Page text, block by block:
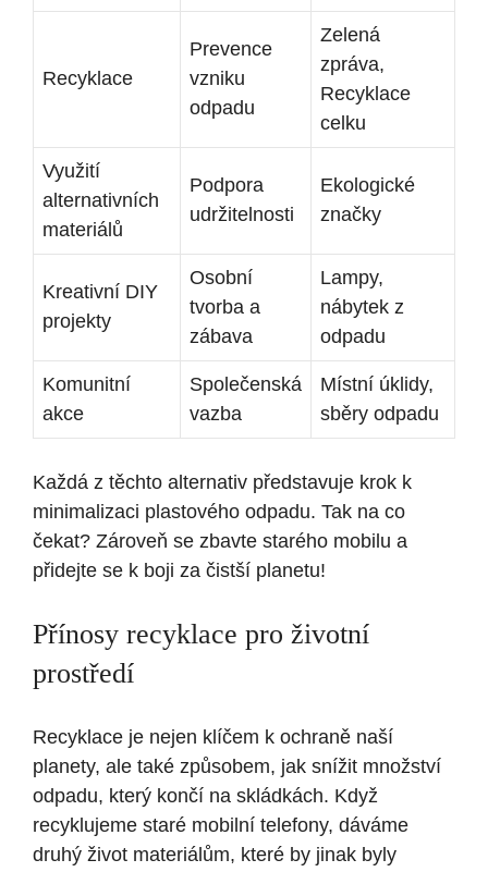
Recyklace
Prevence
vzniku
odpadu
Zelená
zpráva,
Recyklace
celku
Využití
alternativních
materiálů
Podpora
udržitelnosti
Ekologické
značky
Kreativní DIY
projekty
Osobní
tvorba a
zábava
Lampy,
nábytek z
odpadu
Komunitní
akce
Společenská
vazba
Místní úklidy,
sběry odpadu
Každá z těchto alternativ představuje krok k
minimalizaci plastového odpadu. Tak na co
čekat? Zároveň se zbavte starého mobilu a
přidejte se k boji za čistší planetu!
Přínosy recyklace pro životní
prostředí
Recyklace je nejen klíčem k ochraně naší
planety, ale také způsobem, jak snížit množství
odpadu, který končí na skládkách. Když
recyklujeme staré mobilní telefony, dáváme
druhý život materiálům, které by jinak byly